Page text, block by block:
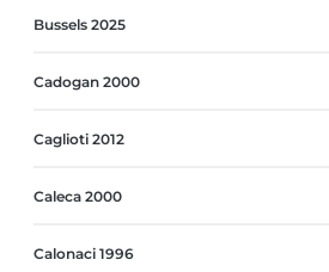
Bussels 2025
Cadogan 2000
Caglioti 2012
Caleca 2000
Calonaci 1996